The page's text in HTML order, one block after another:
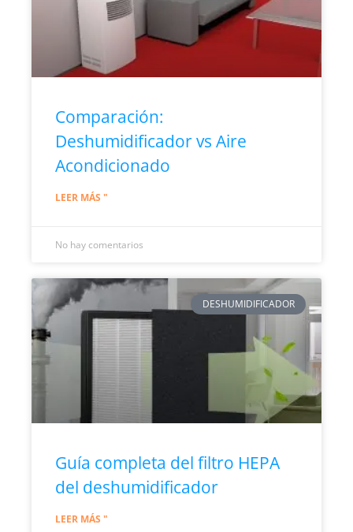
Comparación:
Deshumidificador vs Aire
Acondicionado
LEER MÁS "
No hay comentarios
DESHUMIDIFICADOR
Guía completa del filtro HEPA
del deshumidificador
LEER MÁS "